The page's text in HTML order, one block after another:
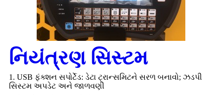
નિયંત્રણ સિસ્ટમ
1. USB ફંક્શન સપોર્ટેડ: ડેટા ટ્રાન્સમિટને સરળ બનાવો; ઝડપી
સિસ્ટમ અપડેટ અને જાળવણી